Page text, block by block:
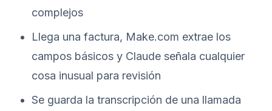
complejos
Llega una factura, Make.com extrae los
campos básicos y Claude señala cualquier
cosa inusual para revisión
Se guarda la transcripción de una llamada